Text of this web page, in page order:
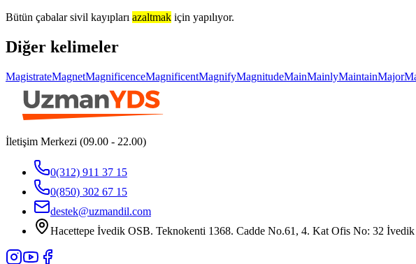
Bütün çabalar sivil kayıpları azaltmak için yapılıyor.
Diğer kelimeler
MagistrateMagnetMagnificenceMagnificentMagnifyMagnitudeMainMainlyMaintainMajor
İletişim Merkezi (09.00 - 22.00)
0(312) 911 37 15
0(850) 302 67 15
destek@uzmandil.com
Hacettepe İvedik OSB. Teknokenti 1368. Cadde No.61, 4. Kat Ofis No: 32